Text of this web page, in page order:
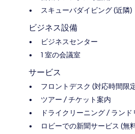
スキューバダイビング (近隣)
ビジネス設備
ビジネスセンター
1 室の会議室
サービス
フロントデスク (対応時間限
ツアー / チケット案内
ドライクリーニング / ランド
ロビーでの新聞サービス (無